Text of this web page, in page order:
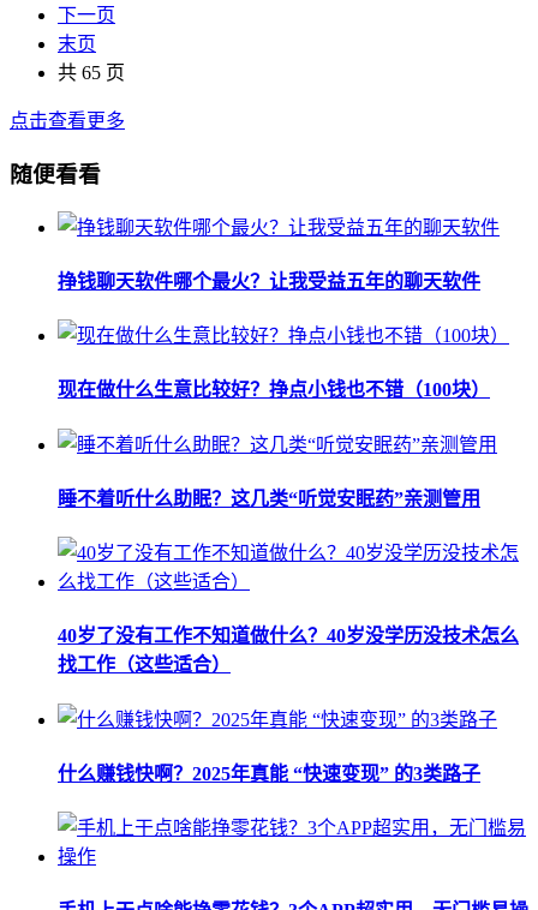
下一页
末页
共 65 页
点击查看更多
随便看看
​挣钱聊天软件哪个最火？让我受益五年的聊天软件
​现在做什么生意比较好？挣点小钱也不错（100块）
睡不着听什么助眠？这几类“听觉安眠药”亲测管用
40岁了没有工作不知道做什么？40岁没学历没技术怎么
找工作（这些适合）
什么赚钱快啊？2025年真能 “快速变现” 的3类路子